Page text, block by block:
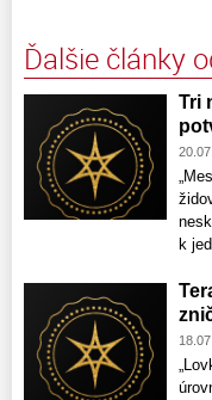
Ďalšie články
Tri
k